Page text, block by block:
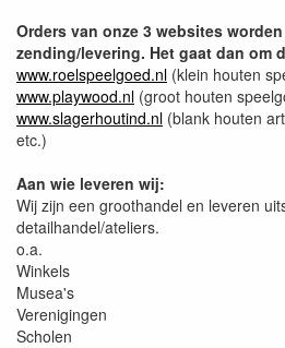
Orders van onze 3 websites
zending/levering. Het gaat dan om
www.roelspeelgoed.nl (klein houten
www.playwood.nl (groot houten
www.slagerhoutind.nl (blank houten
etc.)
Aan wie leveren wij:
Wij zijn een groothandel en leveren
detailhandel/ateliers.
o.a.
Winkels
Musea's
Verenigingen
Scholen